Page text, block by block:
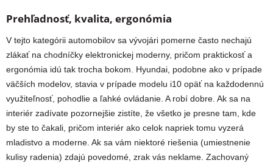
Prehľadnosť, kvalita, ergonómia
V tejto kategórii automobilov sa vývojári pomerne často nechajú
zlákať na chodníčky elektronickej moderny, pričom praktickosť a
ergonómia idú tak trocha bokom. Hyundai, podobne ako v prípade
väčších modelov, stavia v prípade modelu i10 opäť na každodennú
využiteľnosť, pohodlie a ľahké ovládanie. A robí dobre. Ak sa na
interiér zadívate pozornejšie zistíte, že všetko je presne tam, kde
by ste to čakali, pričom interiér ako celok napriek tomu vyzerá
mladistvo a moderne. Ak sa vám niektoré riešenia (umiestnenie
kulisy radenia) zdajú povedomé, zrak vás neklame. Zachovaný